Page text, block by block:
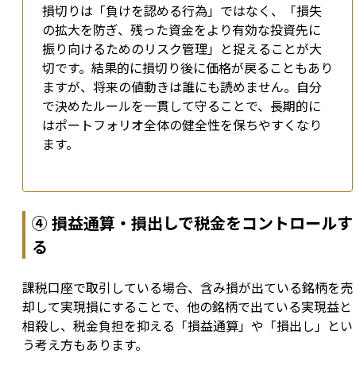
損切りは「負けを認める行為」ではなく、「損失
の拡大を防ぎ、残った資金をより有効な投資先に
振り向けるためのリスク管理」と捉えることが大
切です。結果的に損切り後に価格が戻ることもあり
ますが、将来の値動きは誰にも読めません。自分
で決めたルールを一貫して守ることで、長期的に
はポートフォリオ全体の健全性を保ちやすくなり
ます。
④ 損益通算・損出しで税金をコントロールす
る
課税口座で取引している場合、含み損が出ている銘柄を売
却して実現損にすることで、他の銘柄で出ている実現益と
相殺し、税金負担を抑える「損益通算」や「損出し」とい
う考え方もあります。